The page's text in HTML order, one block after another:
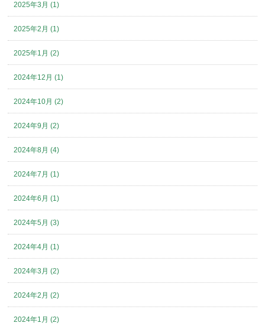
2025年3月 (1)
2025年2月 (1)
2025年1月 (2)
2024年12月 (1)
2024年10月 (2)
2024年9月 (2)
2024年8月 (4)
2024年7月 (1)
2024年6月 (1)
2024年5月 (3)
2024年4月 (1)
2024年3月 (2)
2024年2月 (2)
2024年1月 (2)